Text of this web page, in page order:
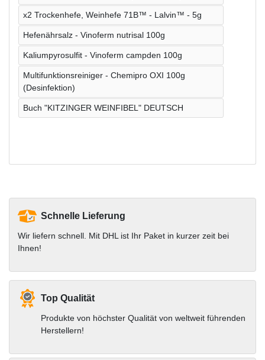
x2 Trockenhefe, Weinhefe 71B™ - Lalvin™ - 5g
Hefenährsalz - Vinoferm nutrisal 100g
Kaliumpyrosulfit - Vinoferm campden 100g
Multifunktionsreiniger - Chemipro OXI 100g
(Desinfektion)
Buch "KITZINGER WEINFIBEL" DEUTSCH
Schnelle Lieferung
Wir liefern schnell. Mit DHL ist Ihr Paket in kurzer zeit bei
Ihnen!
Top Qualität
Produkte von höchster Qualität von weltweit führenden
Herstellern!